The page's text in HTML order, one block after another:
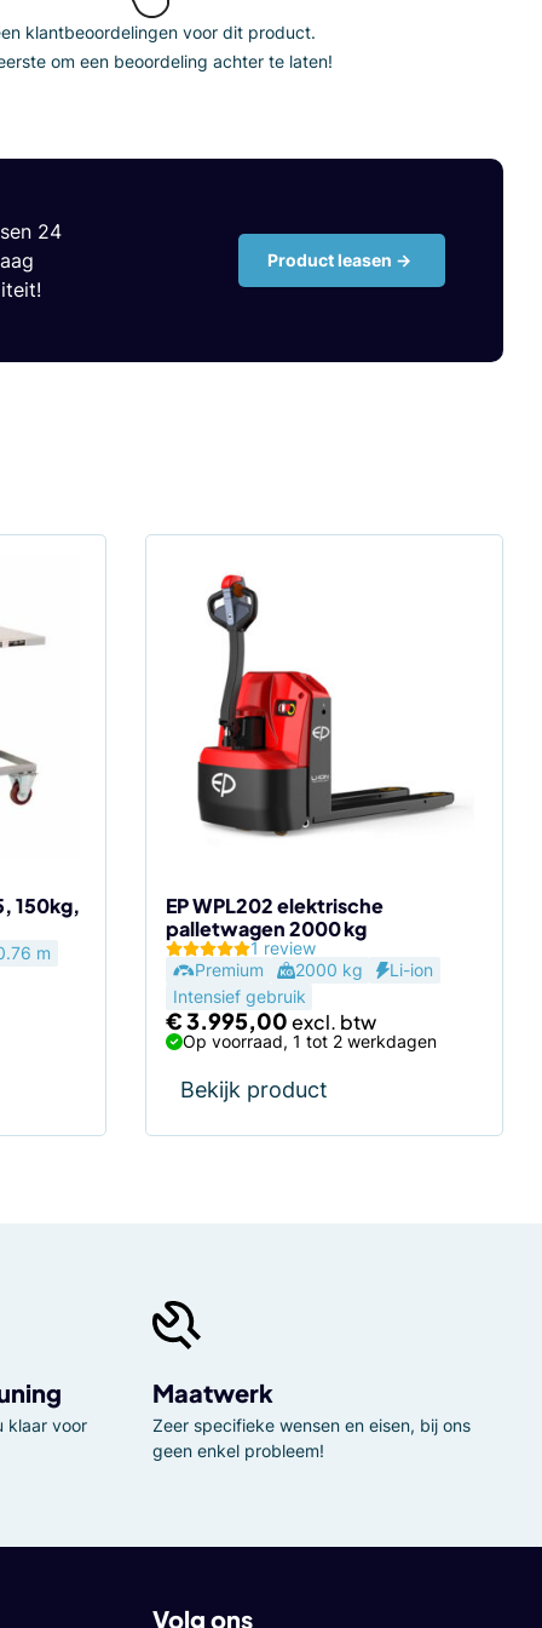
klantbeoordelingen voor dit product.
om een beoordeling achter te laten!
24
Product leasen ->
150kg,
m
EP WPL202 elektrische
palletwagen 2000 kg
1 review
Premium
2000 kg
Li-ion
Intensief gebruik
€3.995,00
Op voorraad, 1 tot 2 werkdagen
Bekijk product
klaar voor
Maatwerk
Zeer specifieke wensen en eisen, bij ons
geen enkel probleem!
Volg ons